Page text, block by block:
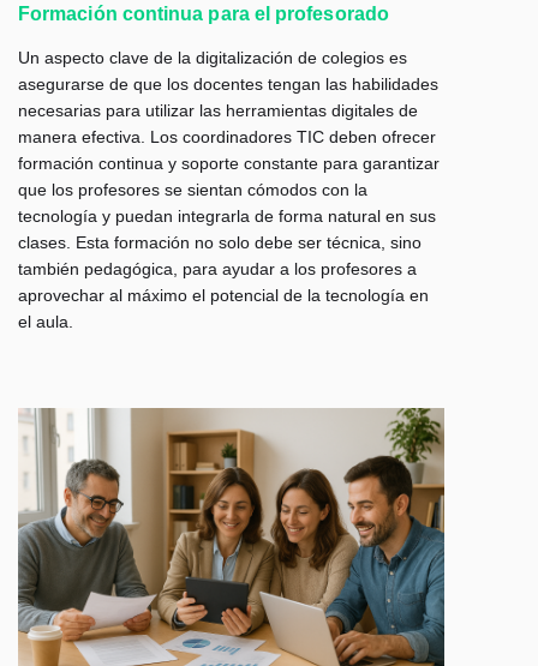
Formación continua para el profesorado
Un aspecto clave de la digitalización de colegios es
asegurarse de que los docentes tengan las habilidades
necesarias para utilizar las herramientas digitales de
manera efectiva. Los coordinadores TIC deben ofrecer
formación continua y soporte constante para garantizar
que los profesores se sientan cómodos con la
tecnología y puedan integrarla de forma natural en sus
clases. Esta formación no solo debe ser técnica, sino
también pedagógica, para ayudar a los profesores a
aprovechar al máximo el potencial de la tecnología en
el aula.